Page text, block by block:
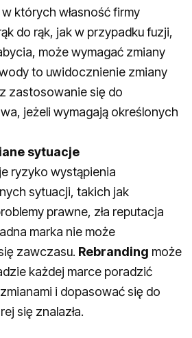
których własność firmy
do rąk, jak w przypadku fuzji,
może wymagać zmiany
to uwidocznienie zmiany
zastosowanie się do
jeżeli wymagają określonych
sytuacje
ryzyko wystąpienia
sytuacji, takich jak
prawne, zła reputacja
marka nie może
zawczasu. Rebranding może
każdej marce poradzić
i dopasować się do
się znalazła.